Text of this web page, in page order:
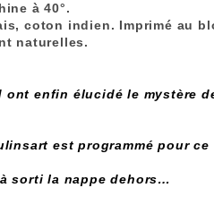
à 40°.
coton indien. Imprimé au
naturelles.
ont enfin élucidé le mystère
est programmé pour ce
sorti la nappe dehors…